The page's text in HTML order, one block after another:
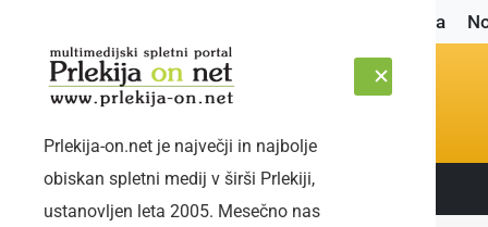
Naslovnica
SOBOTA, 8. AVGUST 2026 Sledite nam:
Prlekija-on.net je največji in najbolje
obiskan spletni medij v širši Prlekiji,
ustanovljen leta 2005. Mesečno nas